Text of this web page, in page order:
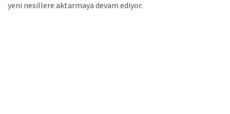
yeni nesillere aktarmaya devam ediyor.